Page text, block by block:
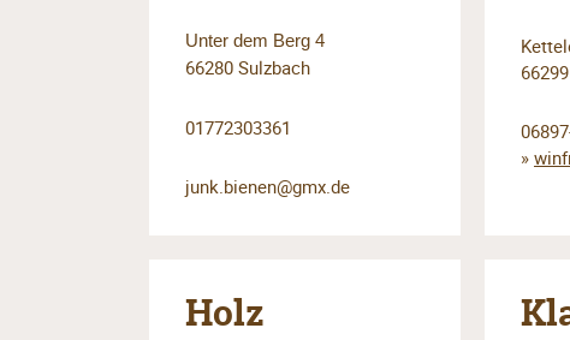
Unter dem Berg 4
66280 Sulzbach
01772303361
junk.bienen@gmx.de
»
Holz